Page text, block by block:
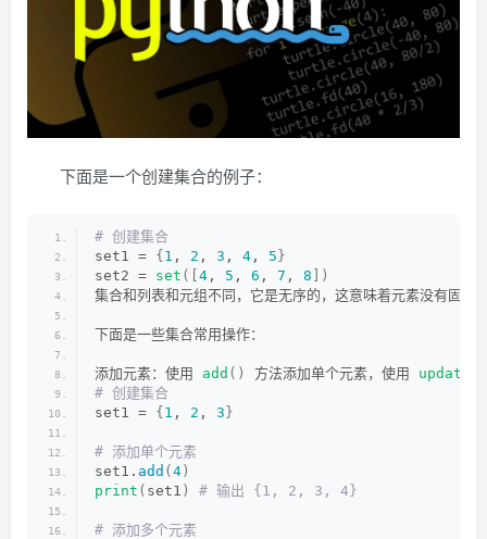
下面是一个创建集合的例子：
# 创建集合
set1 = { 1 , 2 , 3 , 4 , 5 }
set2 = set ([ 4 , 5 , 6 , 7 , 8 ])
集合和列表和元组不同，它是无序的，这意味着元素没有固
下面是一些集合常用操作：
添加元素：使用 add () 方法添加单个元素，使用 update
# 创建集合
set1 = { 1 , 2 , 3 }
# 添加单个元素
set1. add ( 4 )
print ( set1 ) # 输出 {1, 2, 3, 4}
# 添加多个元素